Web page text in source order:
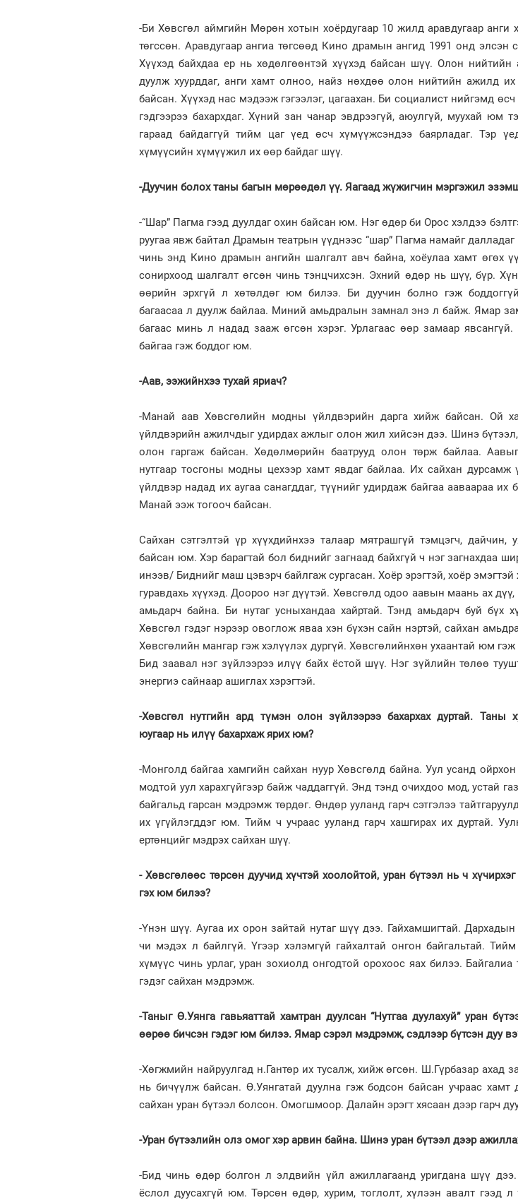
-Би Хөвсгөл аймгийн Мөрөн хотын хоёрдугаар 10 жилд аравдугаар анги
төгссөн. Аравдугаар ангиа төгсөөд Кино драмын ангид 1991 онд элсэн
Хүүхэд байхдаа ер нь хөдөлгөөнтэй хүүхэд байсан шүү. Олон нийтийн
дуулж хуурддаг, анги хамт олноо, найз нөхдөө олон нийтийн ажилд их
байсан. Хүүхэд нас мэдээж гэгээлэг, цагаахан. Би социалист нийгэмд
гэдгээрээ бахархдаг. Хүний зан чанар эвдрээгүй, аюулгүй, муухай юм
гараад байдаггүй тийм цаг үед өсч хүмүүжсэндээ баярладаг. Тэр
хүмүүсийн хүмүүжил их өөр байдаг шүү.
-Дуучин болох таны багын мөрөөдөл үү. Яагаад жүжигчин мэргэжил
-“Шар” Пагма гээд дуулдаг охин байсан юм. Нэг өдөр би Орос хэлдээ
руугаа явж байтал Драмын театрын үүднээс “шар” Пагма намайг
чинь энд Кино драмын ангийн шалгалт авч байна, хоёулаа хамт өгөх
сонирхоод шалгалт өгсөн чинь тэнцчихсэн. Эхний өдөр нь шүү, бүр.
өөрийн эрхгүй л хөтөлдөг юм билээ. Би дуучин болно гэж
багаасаа л дуулж байлаа. Миний амьдралын замнал энэ л байж. Ямар
багаас минь л надад зааж өгсөн хэрэг. Урлагаас өөр замаар
байгаа гэж боддог юм.
-Аав, ээжийнхээ тухай яриач?
-Манай аав Хөвсгөлийн модны үйлдвэрийн дарга хийж байсан. Ой
үйлдвэрийн ажилчдыг удирдах ажлыг олон жил хийсэн дээ. Шинэ
олон гаргаж байсан. Хөдөлмөрийн баатрууд олон төрж байлаа.
нутгаар тосгоны модны цехээр хамт явдаг байлаа. Их сайхан
үйлдвэр надад их аугаа санагддаг, түүнийг удирдаж байгаа ааваараа их
Манай ээж тогооч байсан.
Сайхан сэтгэлтэй үр хүүхдийнхээ талаар мятрашгүй тэмцэгч, дайчин,
байсан юм. Хэр барагтай бол биднийг загнаад байхгүй ч нэг загнахдаа
инээв/ Биднийг маш цэвэрч байлгаж сургасан. Хоёр эрэгтэй, хоёр
гуравдахь хүүхэд. Доороо нэг дүүтэй. Хөвсгөлд одоо аавын маань ах
амьдарч байна. Би нутаг усныхандаа хайртай. Тэнд амьдарч буй бүх
Хөвсгөл гэдэг нэрээр овоглож яваа хэн бүхэн сайн нэртэй, сайхан
Хөвсгөлийн мангар гэж хэлүүлэх дургүй. Хөвсгөлийнхөн ухаантай юм гэж
Бид заавал нэг зүйлээрээ илүү байх ёстой шүү. Нэг зүйлийн төлөө
энергиэ сайнаар ашиглах хэрэгтэй.
-Хөвсгөл нутгийн ард түмэн олон зүйлээрээ бахархах дуртай. Таны
юугаар нь илүү бахархаж ярих юм?
-Монголд байгаа хамгийн сайхан нуур Хөвсгөлд байна. Уул усанд
модтой уул харахгүйгээр байж чаддаггүй. Энд тэнд очихдоо мод, устай
байгальд гарсан мэдрэмж төрдөг. Өндөр ууланд гарч сэтгэлээ
их үгүйлэгддэг юм. Тийм ч учраас ууланд гарч хашгирах их дуртай.
ертөнцийг мэдрэх сайхан шүү.
- Хөвсгөлөөс төрсөн дуучид хүчтэй хоолойтой, уран бүтээл нь ч
гэх юм билээ?
-Үнэн шүү. Аугаа их орон зайтай нутаг шүү дээ. Гайхамшигтай. Дархадын
чи мэдэх л байлгүй. Үгээр хэлэмгүй гайхалтай онгон байгальтай.
хүмүүс чинь урлаг, уран зохиолд онгодтой орохоос яах билээ.
гэдэг сайхан мэдрэмж.
-Таныг Ө.Уянга гавьяаттай хамтран дуулсан “Нутгаа дуулахуй” уран
өөрөө бичсэн гэдэг юм билээ. Ямар сэрэл мэдрэмж, сэдлээр бүтсэн дуу
-Хөгжмийн найруулгад н.Гантөр их тусалж, хийж өгсөн. Ш.Гүрбазар ахад
нь бичүүлж байсан. Ө.Уянгатай дуулна гэж бодсон байсан учраас хамт
сайхан уран бүтээл болсон. Омогшмоор. Далайн эрэгт хясаан дээр гарч
-Уран бүтээлийн олз омог хэр арвин байна. Шинэ уран бүтээл дээр
-Бид чинь өдөр болгон л элдвийн үйл ажиллагаанд уригдана шүү дээ.
ёслол дуусахгүй юм. Төрсөн өдөр, хурим, тоглолт, хүлээн авалт гээд л